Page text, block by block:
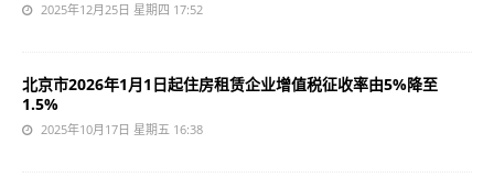
2025年12月25日 星期四 17:52
北京市2026年1月1日起住房租赁企业增值税征收率由5%降至
1.5%
2025年10月17日 星期五 16:38